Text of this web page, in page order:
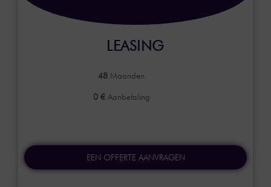
LEASING
48 Maanden
0 €Aanbetaling
EEN OFFERTE AANVRAGEN